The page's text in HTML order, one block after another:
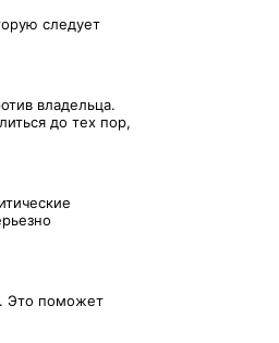
следует
владельца.
до тех пор,
Это поможет